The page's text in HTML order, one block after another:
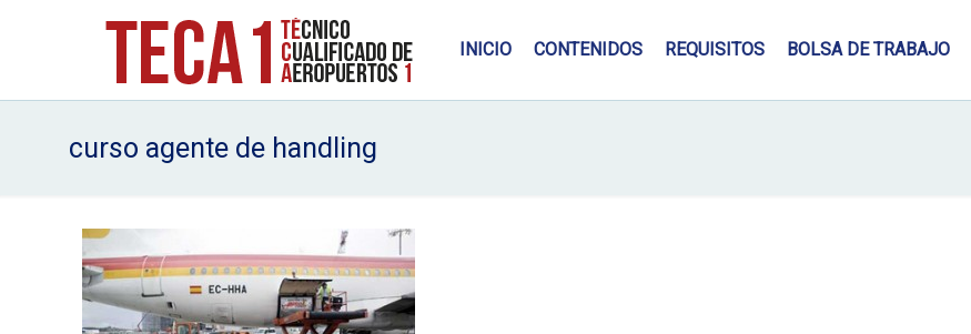
INICIO CONTENIDOS REQUISITOS BOLSA DE TRABAJO
curso agente de handling